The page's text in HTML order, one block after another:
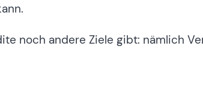
noch andere Ziele gibt: nämlich